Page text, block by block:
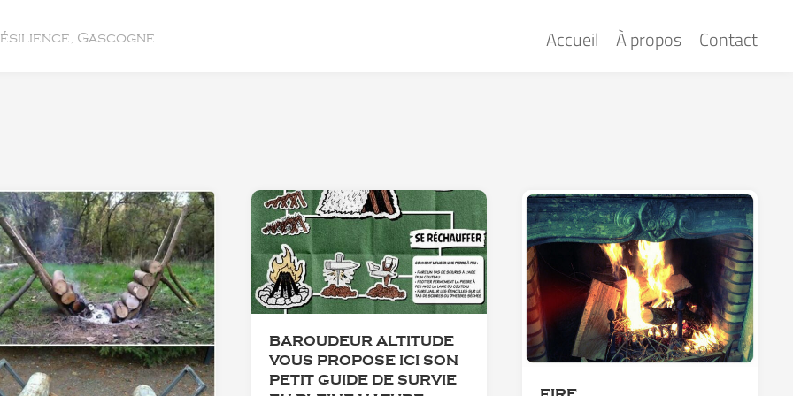
Gascogne Accueil À propos Contact
BAROUDEUR ALTITUDE
VOUS PROPOSE ICI SON
PETIT GUIDE DE SURVIE